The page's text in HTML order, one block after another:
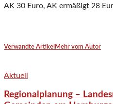
AK 30 Euro, AK ermäßigt 28
Verwandte Artikel Mehr vom Autor
Aktuell
Regionalplanung –